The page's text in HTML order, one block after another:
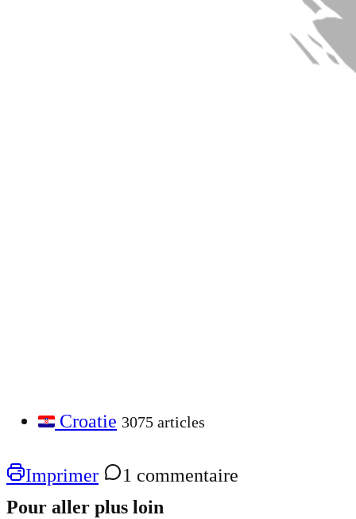
Croatie 3075 articles
Imprimer
1 commentaire
Pour aller plus loin